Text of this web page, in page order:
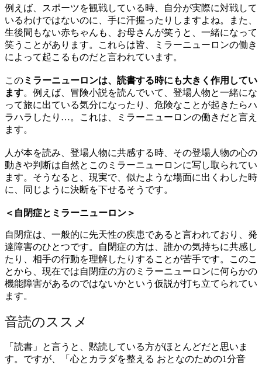
例えば、スポーツを観戦している時、自分が実際に対戦して
いるわけではないのに、手に汗握ったりしますよね。また、
生後間もない赤ちゃんも、お母さんが笑うと、一緒になって
笑うことがあります。これらは皆、ミラーニューロンの働き
によって起こるものだと言われています。
このミラーニューロンは、読書する時にも大きく作用してい
ます。例えば、冒険小説を読んでいて、登場人物と一緒にな
って旅に出ている気分になったり、危険なことが起きたらハ
ラハラしたり…。これは、ミラーニューロンの働きだと言え
ます。
人が本を読み、登場人物に共感する時、その登場人物の心の
動きや判断は自然とこのミラーニューロンに写し取られてい
ます。そうなると、現実で、似たような場面に出くわした時
に、同じように決断を下せるそうです。
＜自閉症とミラーニューロン＞
自閉症は、一般的に先天性の疾患であると言われており、発
達障害のひとつです。自閉症の方は、誰かの気持ちに共感し
たり、相手の行動を理解したりすることが苦手です。このこ
とから、現在では自閉症の方のミラーニューロンに何らかの
機能障害があるのではないかという仮説が打ち立てられてい
ます。
音読のススメ
「読書」と言うと、黙読している方がほとんどだと思いま
す。ですが、「心とカラダを整える おとなのための1分音